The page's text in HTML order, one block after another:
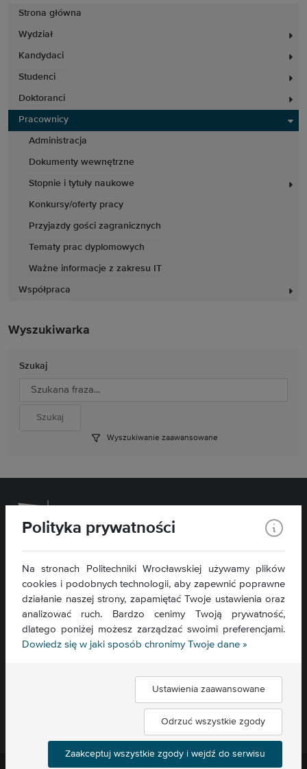
Strona główna
Wydział
Kandydaci
Studenci
Doktoranci
Pracownicy
Administracja
Dokumenty wewnętrzne
Stopnie i tytuły naukowe
Konkursy/oferty pracy
Przyjazdy gości zagranicznych
Tematy prac dyplomowych
Ważne informacje z zakresu IT
Współpraca
Wyszukiwarka
Szukaj
Wyszukiwanie zaawansowane
Wydział Chemiczny
ul. C. K. Norwida 4/6
50-373 Wrocław
Kontakt »
Mapa serwisu »
Deklaracja dostępności »
Polityka prywatności
Na stronach Politechniki Wrocławskiej używamy plików
cookies i podobnych technologii, aby zapewnić poprawne
działanie naszej strony, zapamiętać Twoje ustawienia oraz
analizować ruch. Bardzo cenimy Twoją prywatność,
dlatego poniżej możesz zarządzać swoimi preferencjami.
Dowiedz się w jaki sposób chronimy Twoje dane »
Ustawienia zaawansowane
Odrzuć wszystkie zgody
Zaakceptuj wszystkie zgody i wejdź do serwisu